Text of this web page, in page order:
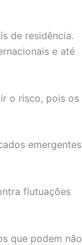
de residência.
e até
o risco, pois os
emergentes
flutuações
que podem não